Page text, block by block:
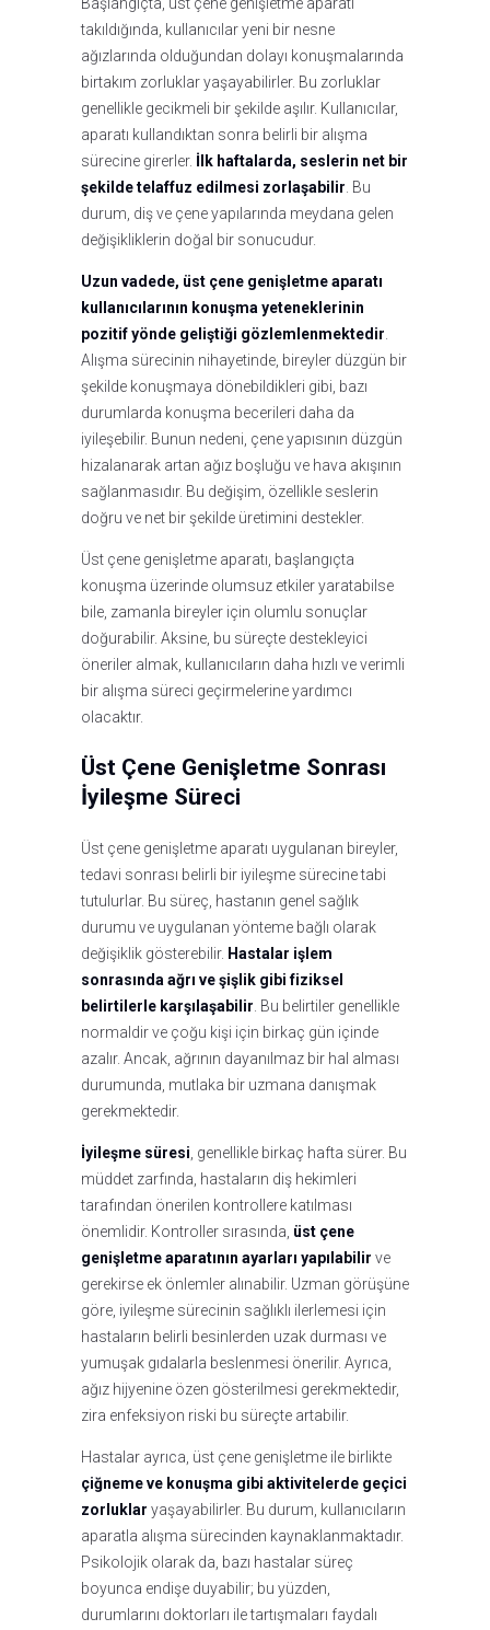
Başlangıçta, üst çene genişletme aparatı
takıldığında, kullanıcılar yeni bir nesne
ağızlarında olduğundan dolayı konuşmalarında
birtakım zorluklar yaşayabilirler. Bu zorluklar
genellikle gecikmeli bir şekilde aşılır. Kullanıcılar,
aparatı kullandıktan sonra belirli bir alışma
sürecine girerler. İlk haftalarda, seslerin net bir
şekilde telaffuz edilmesi zorlaşabilir. Bu
durum, diş ve çene yapılarında meydana gelen
değişikliklerin doğal bir sonucudur.
Uzun vadede, üst çene genişletme aparatı
kullanıcılarının konuşma yeteneklerinin
pozitif yönde geliştiği gözlemlenmektedir.
Alışma sürecinin nihayetinde, bireyler düzgün bir
şekilde konuşmaya dönebildikleri gibi, bazı
durumlarda konuşma becerileri daha da
iyileşebilir. Bunun nedeni, çene yapısının düzgün
hizalanarak artan ağız boşluğu ve hava akışının
sağlanmasıdır. Bu değişim, özellikle seslerin
doğru ve net bir şekilde üretimini destekler.
Üst çene genişletme aparatı, başlangıçta
konuşma üzerinde olumsuz etkiler yaratabilse
bile, zamanla bireyler için olumlu sonuçlar
doğurabilir. Aksine, bu süreçte destekleyici
öneriler almak, kullanıcıların daha hızlı ve verimli
bir alışma süreci geçirmelerine yardımcı
olacaktır.
Üst Çene Genişletme Sonrası
İyileşme Süreci
Üst çene genişletme aparatı uygulanan bireyler,
tedavi sonrası belirli bir iyileşme sürecine tabi
tutulurlar. Bu süreç, hastanın genel sağlık
durumu ve uygulanan yönteme bağlı olarak
değişiklik gösterebilir. Hastalar işlem
sonrasında ağrı ve şişlik gibi fiziksel
belirtilerle karşılaşabilir . Bu belirtiler genellikle
normaldir ve çoğu kişi için birkaç gün içinde
azalır. Ancak, ağrının dayanılmaz bir hal alması
durumunda, mutlaka bir uzmana danışmak
gerekmektedir.
İyileşme süresi , genellikle birkaç hafta sürer. Bu
müddet zarfında, hastaların diş hekimleri
tarafından önerilen kontrollere katılması
önemlidir. Kontroller sırasında, üst çene
genişletme aparatının ayarları yapılabilir ve
gerekirse ek önlemler alınabilir. Uzman görüşüne
göre, iyileşme sürecinin sağlıklı ilerlemesi için
hastaların belirli besinlerden uzak durması ve
yumuşak gıdalarla beslenmesi önerilir. Ayrıca,
ağız hijyenine özen gösterilmesi gerekmektedir,
zira enfeksiyon riski bu süreçte artabilir.
Hastalar ayrıca, üst çene genişletme ile birlikte
çiğneme ve konuşma gibi aktivitelerde geçici
zorluklar yaşayabilirler. Bu durum, kullanıcıların
aparatla alışma sürecinden kaynaklanmaktadır.
Psikolojik olarak da, bazı hastalar süreç
boyunca endişe duyabilir; bu yüzden,
durumlarını doktorları ile tartışmaları faydalı